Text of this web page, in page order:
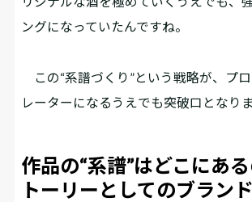
ングになっていたんですね。
この“系譜づくり”という戦略が、プ
レーターになるうえでも突破口となりま
作品の“系譜”はどこにある
トーリーとしてのブラン